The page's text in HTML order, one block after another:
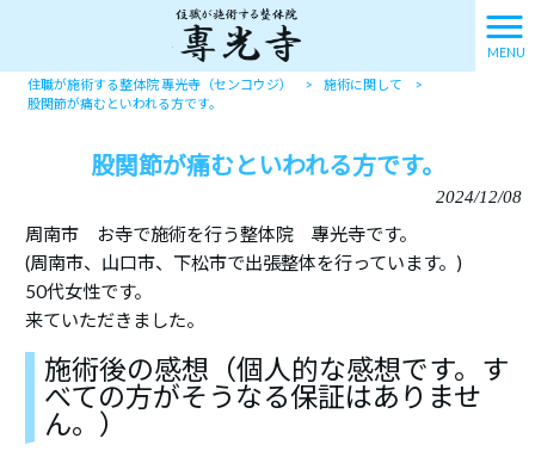
MENU
住職が施術する整体院 專光寺（センコウジ） > 施術に関して
>
股関節が痛むといわれる方です。
股関節が痛むといわれる方です。
2024/12/08
周南市 お寺で施術を行う整体院 專光寺です。
(周南市、山口市、下松市で出張整体を行っています。)
50代女性です。
来ていただきました。
施術後の感想（個人的な感想です。す
べての方がそうなる保証はありませ
ん。）